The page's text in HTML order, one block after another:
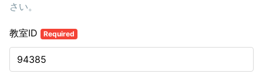
さい。
教室ID Required